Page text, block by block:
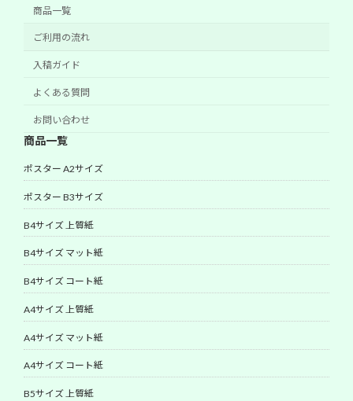
商品一覧
ご利用の流れ
入稿ガイド
よくある質問
お問い合わせ
商品一覧
ポスター A2サイズ
ポスター B3サイズ
B4サイズ 上質紙
B4サイズ マット紙
B4サイズ コート紙
A4サイズ 上質紙
A4サイズ マット紙
A4サイズ コート紙
B5サイズ 上質紙